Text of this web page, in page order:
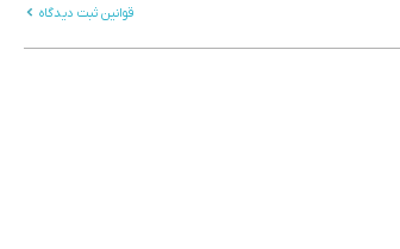
قوانین ثبت دیدگاه